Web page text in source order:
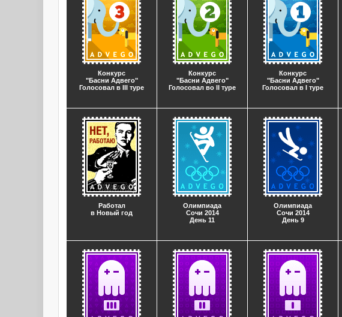
Конкурс
"Басни Адвего"
Голосовал в III туре
Конкурс
"Басни Адвего"
Голосовал во II туре
Конкурс
"Басни Адвего"
Голосовал в I туре
Работал
в Новый год
Олимпиада
Сочи 2014
День 11
Олимпиада
Сочи 2014
День 9